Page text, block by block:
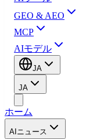
GEO & AEO
MCP
AIモデル
JA
JA
ホーム
AIニュース